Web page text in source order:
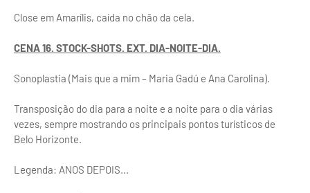
Close em Amarílis, caída no chão da cela.
CENA 16. STOCK-SHOTS. EXT. DIA-NOITE-DIA.
Sonoplastia (Mais que a mim – Maria Gadú e Ana Carolina).
Transposição do dia para a noite e a noite para o dia várias
vezes, sempre mostrando os principais pontos turísticos de
Belo Horizonte.
Legenda: ANOS DEPOIS...